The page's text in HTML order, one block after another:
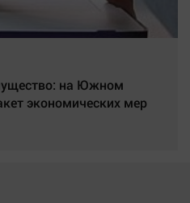
на Южном
экономических мер